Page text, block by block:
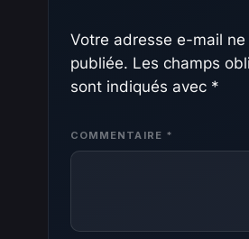
Votre adresse e-mail ne
publiée. Les champs
sont indiqués avec *
COMMENTAIRE *